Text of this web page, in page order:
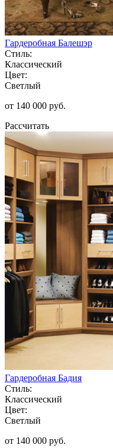
Гардеробная Балешэр
Стиль:
Классический
Цвет:
Светлый
от 140 000 руб.
Рассчитать
Гардеробная Бадия
Стиль:
Классический
Цвет:
Светлый
от 140 000 руб.